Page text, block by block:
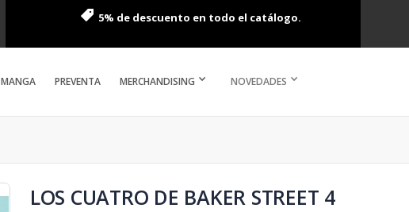
5% de descuento en todo el catálogo.
MANGA PREVENTA MERCHANDISING NOVEDADES
LOS CUATRO DE BAKER STREET 4